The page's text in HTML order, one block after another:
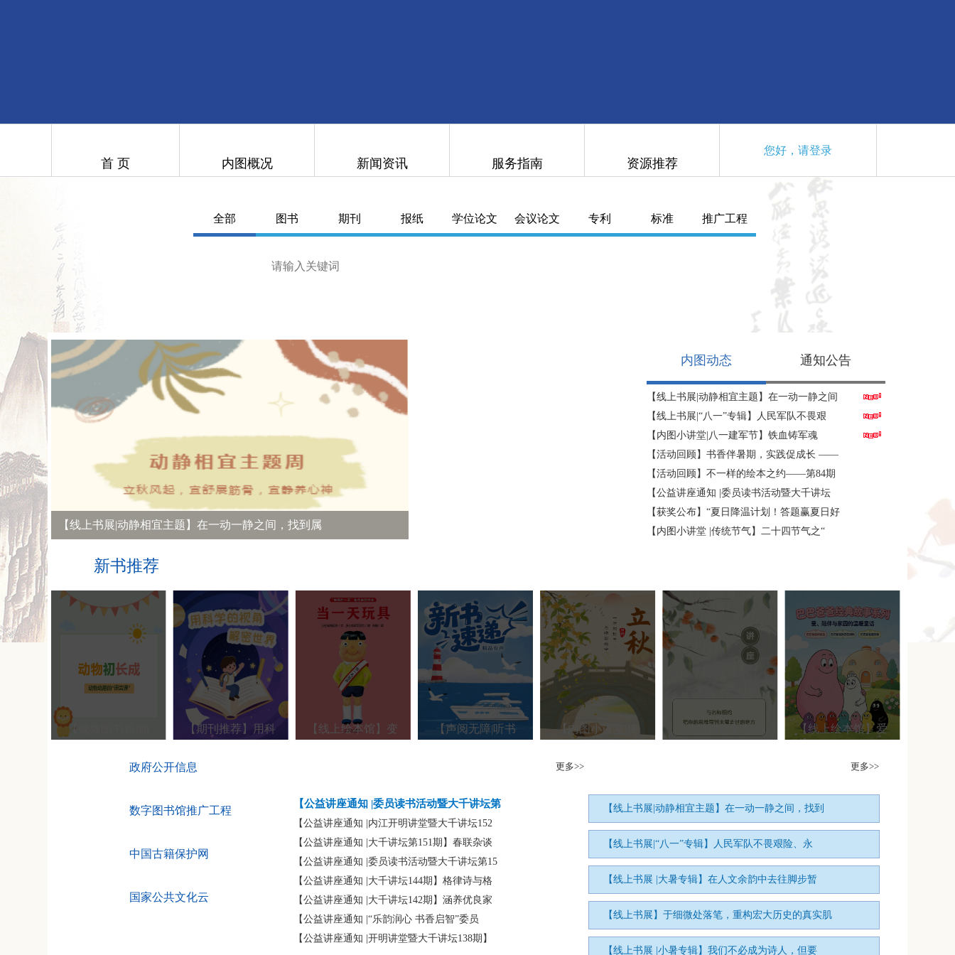
首 页 内图概况 新闻资讯 服务指南 资源推荐
您好，请登录
全部 图书 期刊 报纸 学位论文 会议论文 专利 标准 推广工程
【线上书展|动静相宜主题】在一动一静之间，找到属 【线上书展|“八一”专辑】人民军队不畏艰险、永不
内图动态 通知公告
【线上书展|动静相宜主题】在一动一静之间
【线上书展|“八一”专辑】人民军队不畏艰
【内图小讲堂|八一建军节】铁血铸军魂
【活动回顾】书香伴暑期，实践促成长 ——
【活动回顾】不一样的绘本之约——第84期
【公益讲座通知 |委员读书活动暨大千讲坛
【获奖公布】“夏日降温计划！答题赢夏日好
【内图小讲堂 |传统节气】二十四节气之“
新书推荐
【视频图书馆|知 【期刊推荐】用科 【线上绘本馆】变 【声阅无障|听书 【内图小讲堂|传 【线上绘本馆】爱
政府公开信息
数字图书馆推广工程
中国古籍保护网
国家公共文化云
更多>>
【公益讲座通知 |委员读书活动暨大千讲坛第
【公益讲座通知 |内江开明讲堂暨大千讲坛152
【公益讲座通知 |大千讲坛第151期】春联杂谈
【公益讲座通知 |委员读书活动暨大千讲坛第15
【公益讲座通知 |大千讲坛144期】格律诗与格
【公益讲座通知 |大千讲坛142期】涵养优良家
【公益讲座通知 |“乐韵润心 书香启智”委员
【公益讲座通知 |开明讲堂暨大千讲坛138期】
更多>>
【线上书展|动静相宜主题】在一动一静之间，找到
【线上书展|“八一”专辑】人民军队不畏艰险、永
【线上书展 |大暑专辑】在人文余韵中去往脚步暂
【线上书展】于细微处落笔，重构宏大历史的真实肌
【线上书展 |小暑专辑】我们不必成为诗人，但要